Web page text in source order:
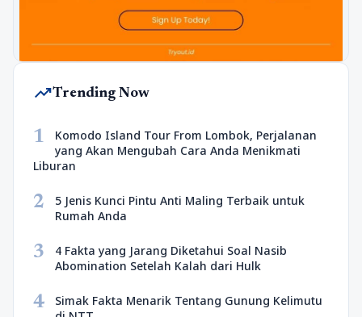
trending_upTrending Now
1
Komodo Island Tour From Lombok, Perjalanan
yang Akan Mengubah Cara Anda Menikmati
Liburan
2
5 Jenis Kunci Pintu Anti Maling Terbaik untuk
Rumah Anda
3
4 Fakta yang Jarang Diketahui Soal Nasib
Abomination Setelah Kalah dari Hulk
4
Simak Fakta Menarik Tentang Gunung Kelimutu